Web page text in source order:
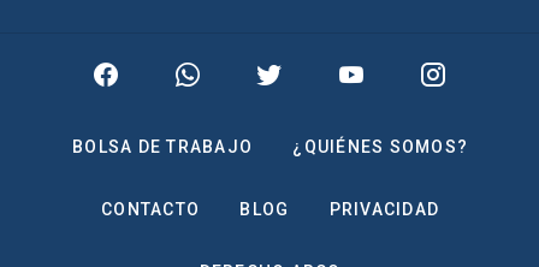
BOLSA DE TRABAJO ¿QUIÉNES SOMOS?
CONTACTO BLOG PRIVACIDAD